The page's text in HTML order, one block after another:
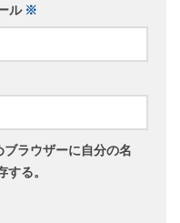
ル ※
ラウザーに自分の名
る。